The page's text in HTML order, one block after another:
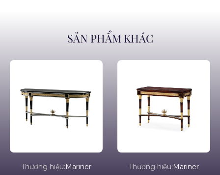
SẢN PHẨM KHÁC
Thương hiệu:Mariner Thương hiệu:Mariner